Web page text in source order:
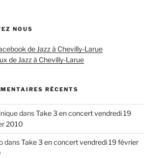
NOUS
de Jazz à Chevilly-Larue
de Jazz à Chevilly-Larue
RÉCENTS
dansTake 3 en concert vendredi 19
2010
dansTake 3 en concert vendredi 19 février